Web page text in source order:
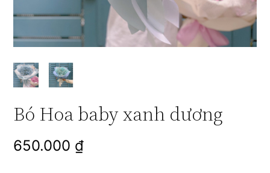
Bó Hoa baby xanh dương
650.000 ₫